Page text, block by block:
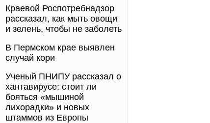
Краевой Роспотребнадзор
рассказал, как мыть овощи
и зелень, чтобы не заболеть
В Пермском крае выявлен
случай кори
Ученый ПНИПУ рассказал о
хантавирусе: стоит ли
бояться «мышиной
лихорадки» и новых
штаммов из Европы